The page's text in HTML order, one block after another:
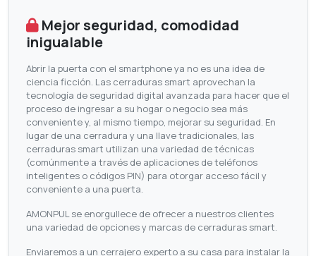
Mejor seguridad, comodidad
inigualable
Abrir la puerta con el smartphone ya no es una idea de
ciencia ficción. Las cerraduras smart aprovechan la
tecnología de seguridad digital avanzada para hacer que el
proceso de ingresar a su hogar o negocio sea más
conveniente y, al mismo tiempo, mejorar su seguridad. En
lugar de una cerradura y una llave tradicionales, las
cerraduras smart utilizan una variedad de técnicas
(comúnmente a través de aplicaciones de teléfonos
inteligentes o códigos PIN) para otorgar acceso fácil y
conveniente a una puerta.
AMONPUL se enorgullece de ofrecer a nuestros clientes
una variedad de opciones y marcas de cerraduras smart.
Enviaremos a un cerrajero experto a su casa para instalar la